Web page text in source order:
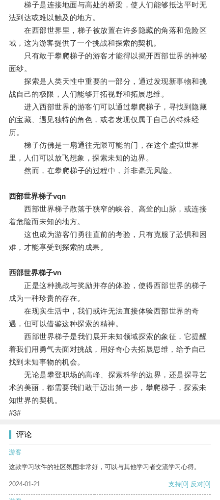
梯子是连接地面与高处的桥梁，使人们能够抵达平时无
法到达或难以触及的地方。
在西部世界里，梯子被放置在许多隐藏的角落和危险区
域，这为游客提供了一个挑战和探索的契机。
只有敢于攀爬梯子的游客才能得以揭开西部世界的神秘
面纱。
探索是人类天性中重要的一部分，通过发现新事物和挑
战自己的极限，人们能够开拓视野和拓展思维。
进入西部世界的游客们可以通过攀爬梯子，寻找到隐藏
的宝藏、遇见独特的角色，或者发现仅属于自己的特殊经
历。
梯子仿佛是一扇通往无限可能的门，在这个虚拟世界
里，人们可以放飞想象，探索未知的边界。
然而，在攀爬梯子的过程中，并非毫无风险。
西部世界梯子vqn
西部世界梯子散落于狭窄的峡谷、高耸的山脉，或连接
着危险而未知的地方。
这也成为游客们勇往直前的考验，只有克服了恐惧和困
难，才能享受到探索的成果。
西部世界梯子vn
正是这种挑战与奖励并存的体验，使得西部世界的梯子
成为一种珍贵的存在。
在现实生活中，我们或许无法直接体验西部世界的奇
遇，但可以借鉴这种探索的精神。
西部世界梯子是我们展开未知领域探索的象征，它提醒
着我们用勇气去面对挑战，用好奇心去拓展思维，给予自己
找到未知事物的机会。
无论是攀登职场的高峰、探索科学的边界，还是探寻艺
术的美丽，都需要我们敢于迈出第一步，攀爬梯子，探索未
知世界的契机。
#3#
评论
游客
这款学习软件的社区氛围非常好，可以与其他学习者交流学习心得。
2024-01-21 支持[0] 反对[0]